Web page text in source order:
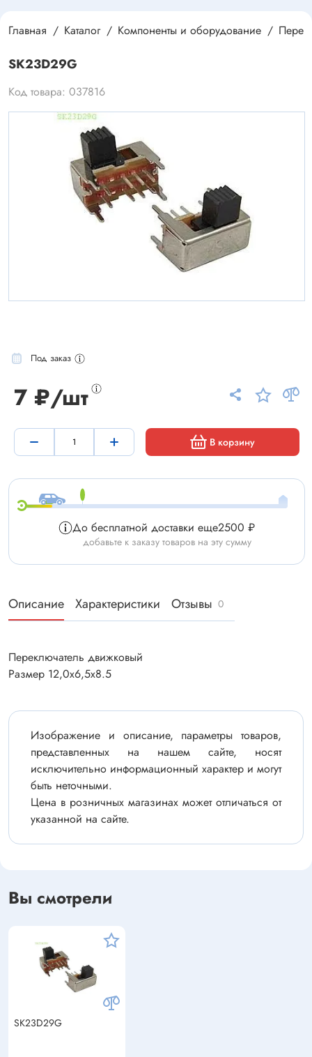
Главная Каталог Компоненты и оборудование
SK23D29G
Код товара: 037816
Под заказ
7 ₽/шт
В корзину
До бесплатной доставки еще2500 ₽
добавьте к заказу товаров на эту сумму
Описание Характеристики Отзывы 0
Переключатель движковый
Размер 12,0х6,5x8.5
Изображение и описание, параметры товаров,
представленных на нашем сайте, носят
исключительно информационный характер и могут
быть неточными.
Цена в розничных магазинах может отличаться от
указанной на сайте.
Вы смотрели
SK23D29G